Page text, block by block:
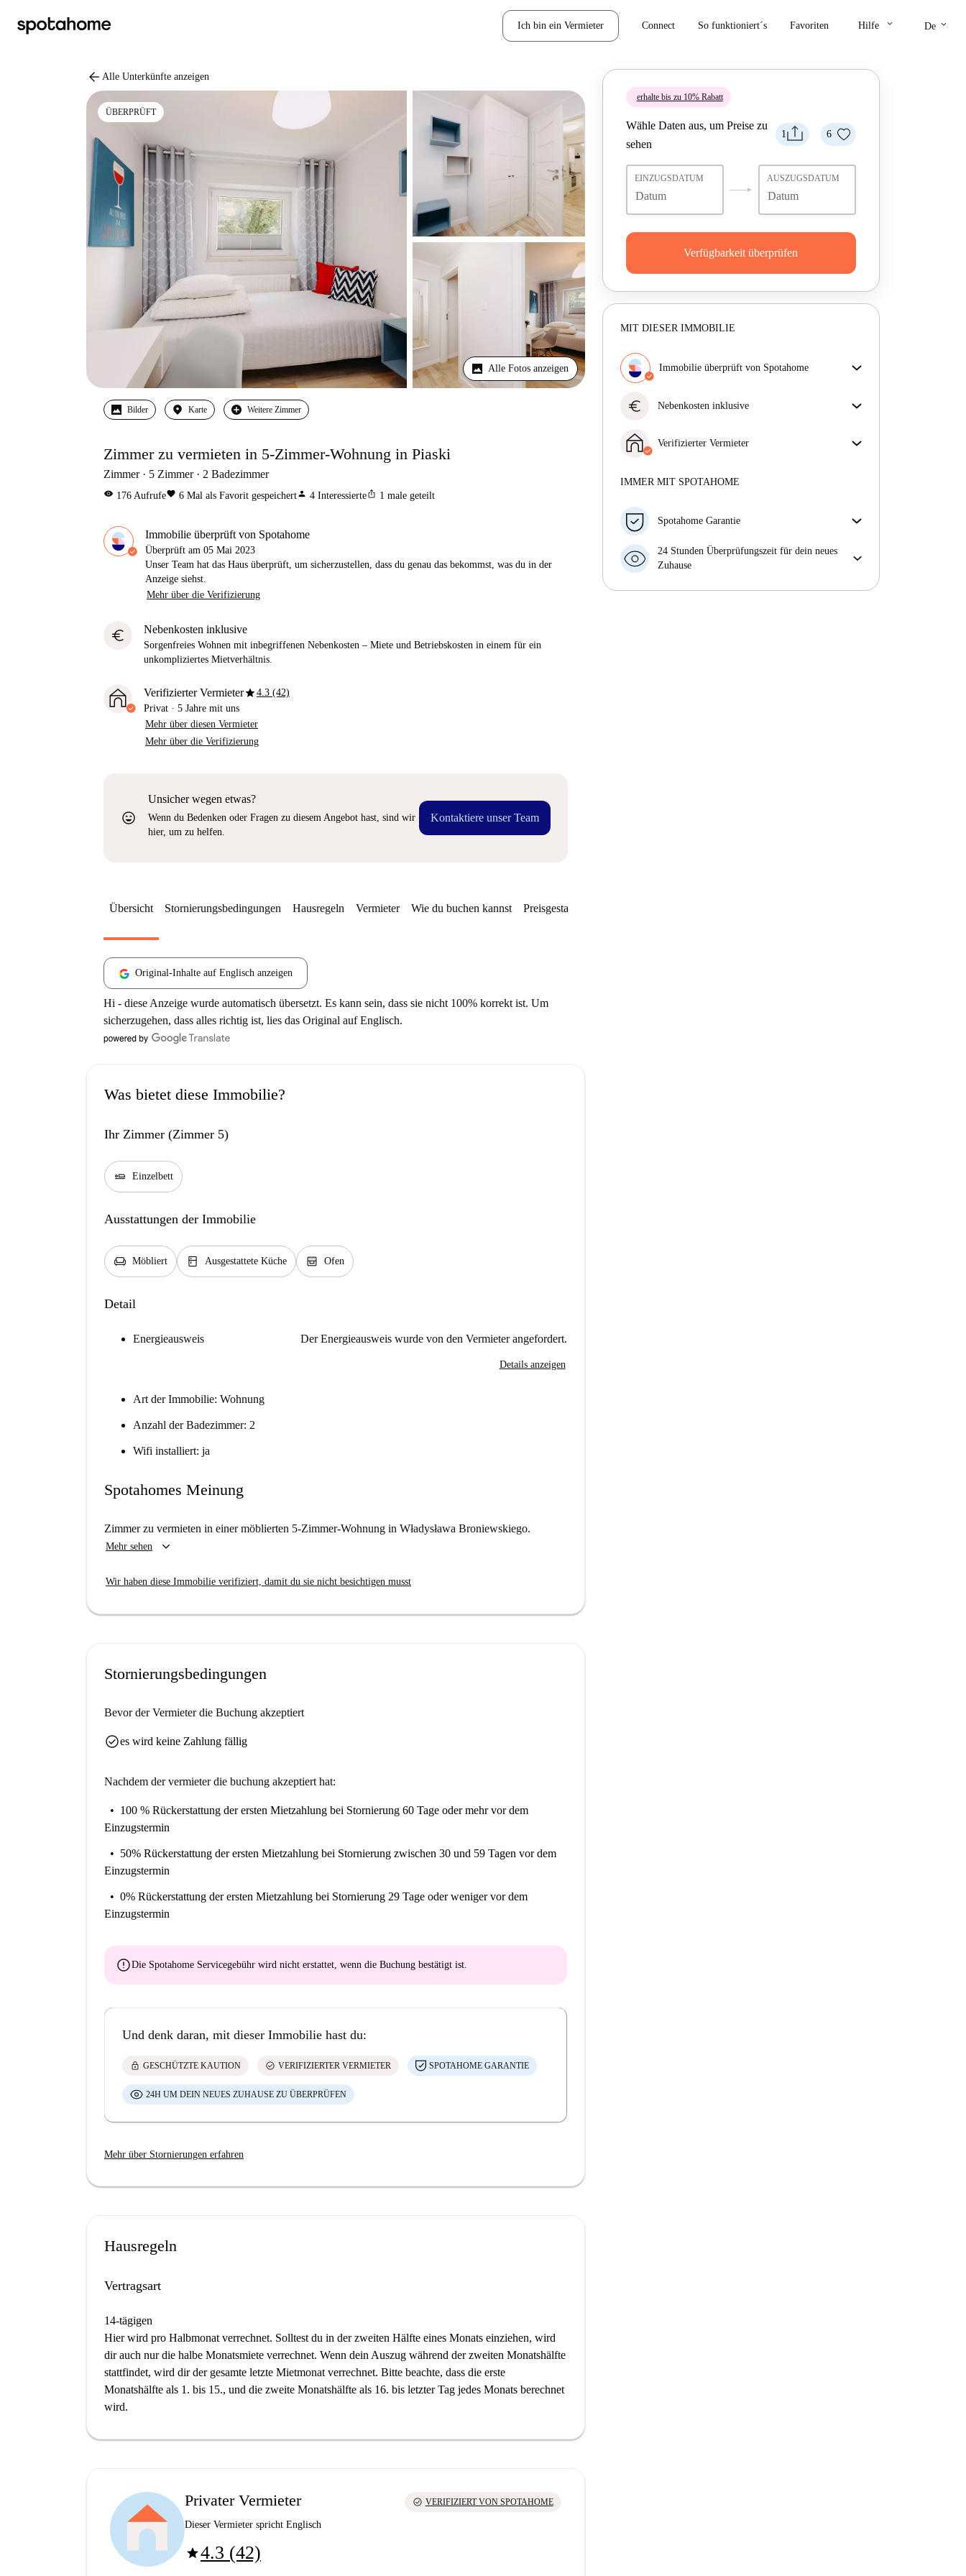
Ich bin ein Vermieter Connect So funktioniert´s Favoriten Hilfe keyboard_arrow_down De keyboard_arrow_down
arrow_back Alle Unterkünfte anzeigen
ÜBERPRÜFT
Alle Fotos anzeigen
Bilder Karte Weitere Zimmer
Zimmer zu vermieten in 5-Zimmer-Wohnung in Piaski
Zimmer 5 Zimmer 2 Badezimmer
visibility 176 Aufrufefavorite 6 Mal als Favorit gespeichertperson 4 Interessierteios_share 1 male geteilt
Immobilie überprüft von Spotahome
Überprüft am 05 Mai 2023
Unser Team hat das Haus überprüft, um sicherzustellen, dass du genau das bekommst, was du in der
Anzeige siehst.
Mehr über die Verifizierung
euro Nebenkosten inklusive
Sorgenfreies Wohnen mit inbegriffenen Nebenkosten – Miete und Betriebskosten in einem für ein
unkompliziertes Mietverhältnis.
Verifizierter Vermieterstar4.3 (42)
Privat · 5 Jahre mit uns
Mehr über diesen Vermieter
Mehr über die Verifizierung
sentiment_very_satisfied
Unsicher wegen etwas?
Wenn du Bedenken oder Fragen zu diesem Angebot hast, sind wir
hier, um zu helfen.
Kontaktiere unser Team
erhalte bis zu 10% Rabatt
1 6
Wähle Daten aus, um Preise zu
sehen
EINZUGSDATUM AUSZUGSDATUM
Verfügbarkeit überprüfen
MIT DIESER IMMOBILIE
Immobilie überprüft von Spotahome
sicherzustellen, dass du genau das bekommst, was du
Mehr über die Verifizierung
euro Nebenkosten inklusive
– Miete und Betriebskosten in einem für ein
unkompliziertes Mietverhältnis.
Verifizierter Vermieter
Mehr über diesen Vermieter
IMMER MIT SPOTAHOME
Spotahome Garantie
Falls der Vermieter deine Buchung kurzfristig
storniert, werden wir dir entweder A) ein Hotel
finden oder B) den gezahlten Betrag vollständig
24 Stunden Überprüfungszeit für dein neues
Zuhause
Übersicht Stornierungsbedingungen Hausregeln Vermieter Wie du buchen kannst Preisgestaltung
Original-Inhalte auf Englisch anzeigen
Hi - diese Anzeige wurde automatisch übersetzt. Es kann sein, dass sie nicht 100% korrekt ist. Um
sicherzugehen, dass alles richtig ist, lies das Original auf Englisch.
Was bietet diese Immobilie?
Ihr Zimmer (Zimmer 5)
airline_seat_flat Einzelbett
Ausstattungen der Immobilie
chair Möbliert kitchen Ausgestattete Küche oven_gen Ofen
Detail
Energieausweis Der Energieausweis wurde von den Vermieter angefordert.
Details anzeigen
Art der Immobilie: Wohnung
Anzahl der Badezimmer: 2
Wifi installiert: ja
Spotahomes Meinung
Zimmer zu vermieten in einer möblierten 5-Zimmer-Wohnung in Władysława Broniewskiego.
Mehr sehen keyboard_arrow_down
Wir haben diese Immobilie verifiziert, damit du sie nicht besichtigen musst
Stornierungsbedingungen
Bevor der Vermieter die Buchung akzeptiert
check_circlees wird keine Zahlung fällig
Nachdem der vermieter die buchung akzeptiert hat:
100 % Rückerstattung der ersten Mietzahlung bei Stornierung 60 Tage oder mehr vor dem
Einzugstermin
50% Rückerstattung der ersten Mietzahlung bei Stornierung zwischen 30 und 59 Tagen vor dem
Einzugstermin
0% Rückerstattung der ersten Mietzahlung bei Stornierung 29 Tage oder weniger vor dem
Einzugstermin
errorDie Spotahome Servicegebühr wird nicht erstattet, wenn die Buchung bestätigt ist.
Und denk daran, mit dieser Immobilie hast du:
lock GESCHÜTZTE KAUTION check_circle VERIFIZIERTER VERMIETER SPOTAHOME GARANTIE
24H UM DEIN NEUES ZUHAUSE ZU ÜBERPRÜFEN
Mehr über Stornierungen erfahren
Hausregeln
Vertragsart
14-tägigen
Hier wird pro Halbmonat verrechnet. Solltest du in der zweiten Hälfte eines Monats einziehen, wird
dir auch nur die halbe Monatsmiete verrechnet. Wenn dein Auszug während der zweiten Monatshälfte
stattfindet, wird dir der gesamte letzte Mietmonat verrechnet. Bitte beachte, dass die erste
Monatshälfte als 1. bis 15., und die zweite Monatshälfte als 16. bis letzter Tag jedes Monats berechnet
wird.
Privater Vermieter
Dieser Vermieter spricht Englisch
star4.3 (42)
check_circle VERIFIZIERT VON SPOTAHOME